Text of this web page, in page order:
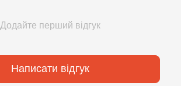
Додайте перший відгук
Написати відгук